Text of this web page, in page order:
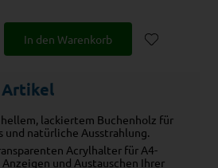
Artikel
lackiertem Buchenholz für
und natürliche Ausstrahlung.
Acrylhalter für A4-
Anzeigen und Austauschen Ihrer